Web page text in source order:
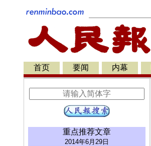
首页 要闻 内幕
重点推荐文章
2014年6月29日